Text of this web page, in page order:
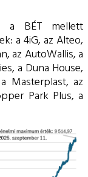
a BÉT mellett
a 4iG, az Alteo,
az AutoWallis, a
a Duna House,
Masterplast, az
Park Plus, a